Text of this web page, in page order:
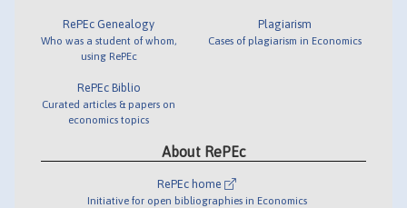
RePEc Genealogy
Who was a student of whom,
using RePEc
RePEc Biblio
Curated articles & papers on
economics topics
Plagiarism
Cases of plagiarism in Economics
About RePEc
RePEc home
Initiative for open bibliographies in Economics